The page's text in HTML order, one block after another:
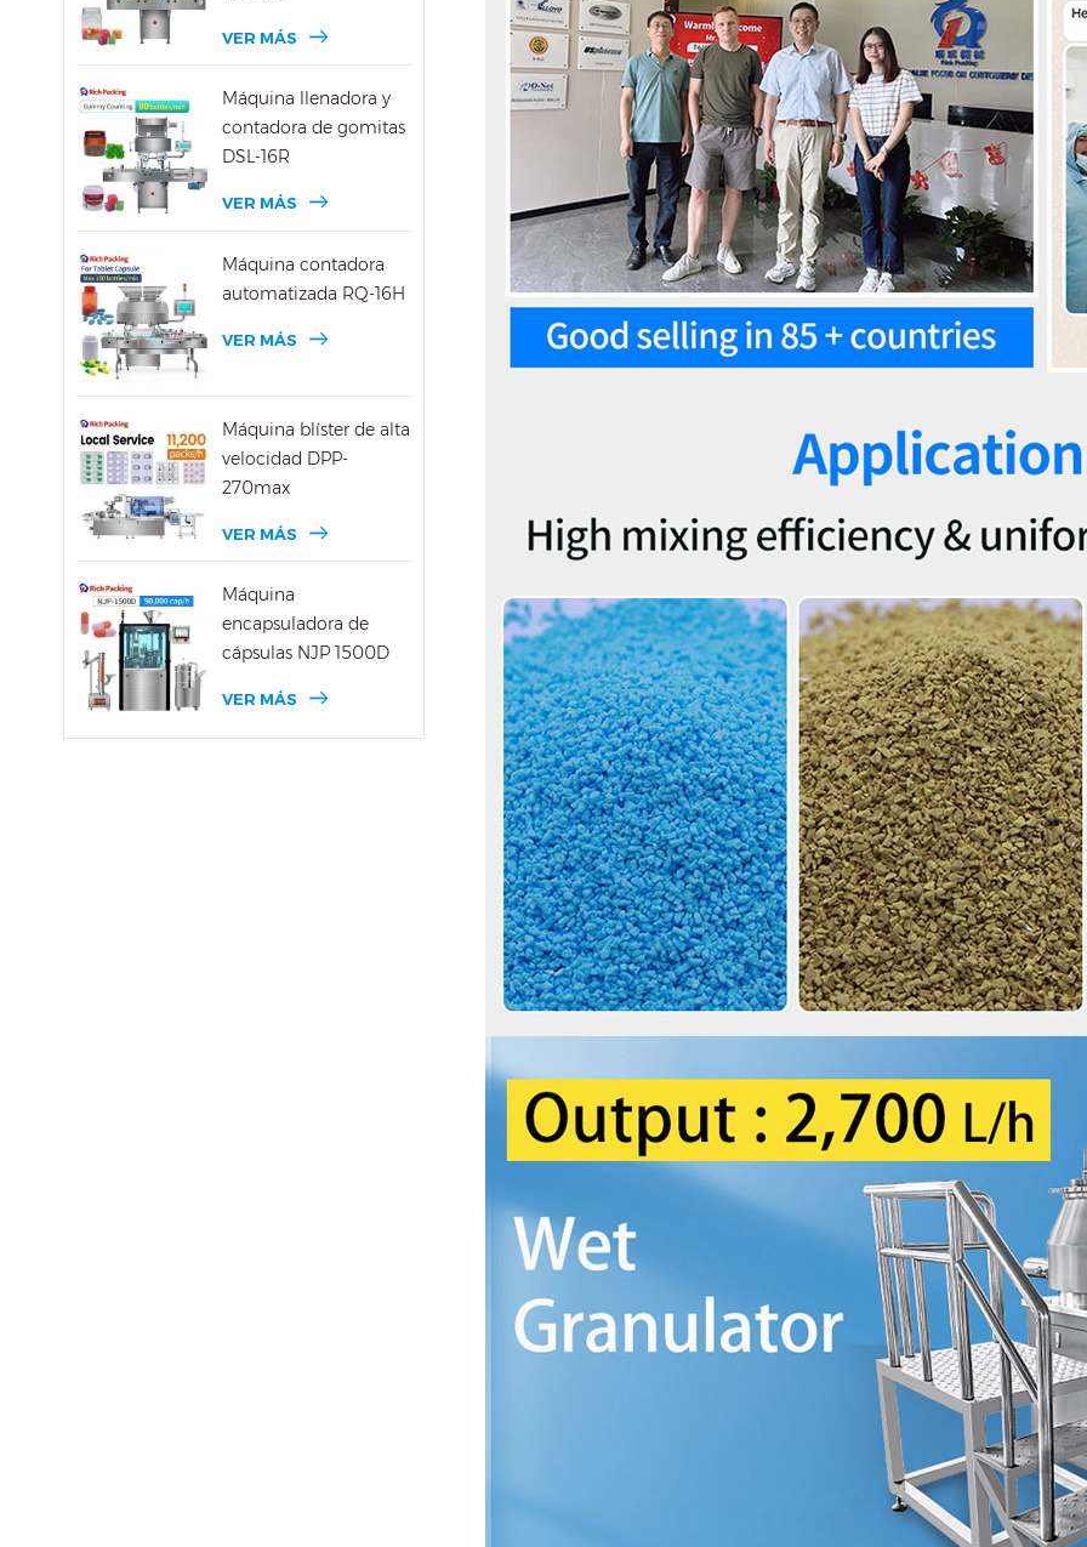
VER MÁS
Máquina llenadora y
contadora de gomitas
DSL-16R
VER MÁS
Máquina contadora
automatizada RQ-16H
VER MÁS
Máquina blíster de alta
velocidad DPP-
270max
VER MÁS
Máquina
encapsuladora de
cápsulas NJP 1500D
VER MÁS